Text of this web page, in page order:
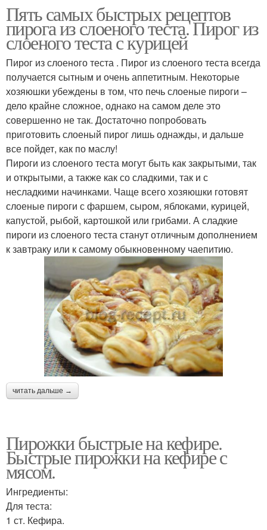
Пять самых быстрых рецептов
пирога из слоеного теста. Пирог из
слоеного теста с курицей
Пирог из слоеного теста . Пирог из слоеного теста всегда
получается сытным и очень аппетитным. Некоторые
хозяюшки убеждены в том, что печь слоеные пироги –
дело крайне сложное, однако на самом деле это
совершенно не так. Достаточно попробовать
приготовить слоеный пирог лишь однажды, и дальше
все пойдет, как по маслу!
Пироги из слоеного теста могут быть как закрытыми, так
и открытыми, а также как со сладкими, так и с
несладкими начинками. Чаще всего хозяюшки готовят
слоеные пироги с фаршем, сыром, яблоками, курицей,
капустой, рыбой, картошкой или грибами. А сладкие
пироги из слоеного теста станут отличным дополнением
к завтраку или к самому обыкновенному чаепитию.
читать дальше →
Пирожки быстрые на кефире.
Быстрые пирожки на кефире с
мясом.
Ингредиенты:
Для теста:
1 ст. Кефира.